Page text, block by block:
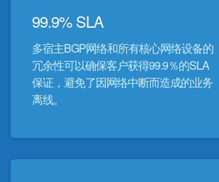
99.9% SLA
多宿主BGP网络和所有核心网络设备的
冗余性可以确保客户获得99.9％的SLA
保证，避免了因网络中断而造成的业务
离线。